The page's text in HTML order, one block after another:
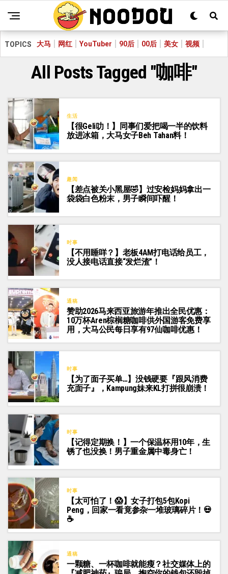
TOPICS 大马 网红 YouTuber 90后 00后 美女 视频
All Posts Tagged "咖啡"
生活
【很Geli叻！】同事们爱把喝一半的饮料
放进冰箱，大马女子Beh Tahan料！
趣闻
【差点被关小黑屋🤣】过安检妈妈拿出一
袋袋白色粉末，男子瞬间吓醒！
时事
【不用睡咩？】老板4AM打电话给员工，
没人接电话直接“发烂渣”！
通稿
赞助2026马来西亚旅游年推出全民优惠：
10万杯Aren棕榈糖咖啡供外国游客免费享
用，大马公民每日享有97仙咖啡优惠！
时事
【为了面子买单…】没钱硬要『跟风消费
充面子』，Kampung妹来KL打拼很崩溃！
时事
【记得定期换！】一个保温杯用10年，生
锈了也没换！男子重金属中毒身亡！
时事
【太可怕了！😱】女子打包5包Kopi
Peng，回家一看竟参杂一堆玻璃碎片！💀
☕
通稿
一颗糖、一杯咖啡就能瘦？社交媒体上的